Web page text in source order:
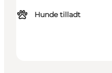
Hunde tilladt